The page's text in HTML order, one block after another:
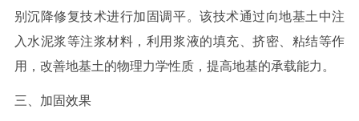
别沉降修复技术进行加固调平。该技术通过向地基土中注
入水泥浆等注浆材料，利用浆液的填充、挤密、粘结等作
用，改善地基土的物理力学性质，提高地基的承载能力。
三、加固效果